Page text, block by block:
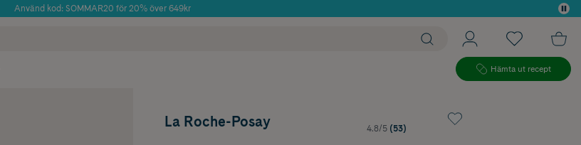
Använd kod: SOMMAR20 för 20% över 649kr
Hämta ut recept
La Roche-Posay 4.8/5 (53)